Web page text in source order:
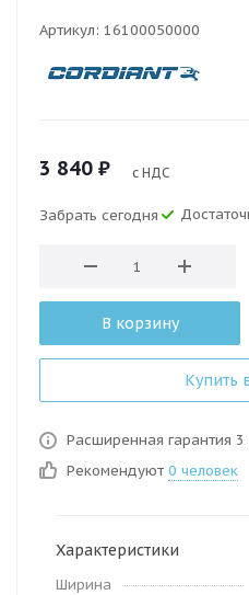
Артикул: 16100050000
3 840 ₽ с НДС
Забрать сегодня
В корзину
Купить
Расширенная гарантия 3
Рекомендуют 0 человек
Характеристики
Ширина